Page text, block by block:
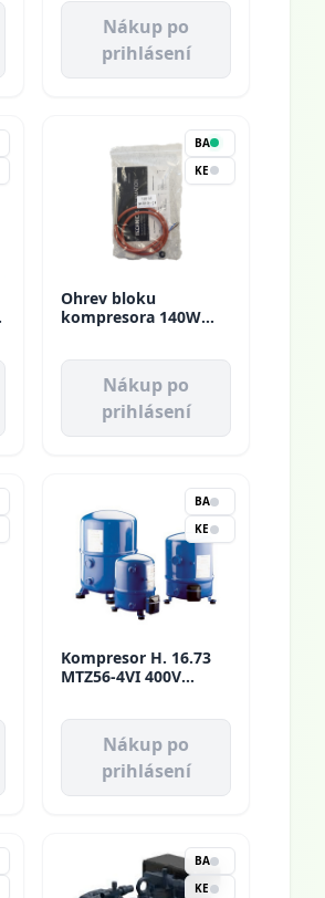
Nákup po
prihlásení
BA
KE
Ohrev bloku
kompresora 140W
Nákup po
prihlásení
BA
KE
Kompresor H. 16.73
MTZ56-4VI 400V
Nákup po
prihlásení
BA
KE